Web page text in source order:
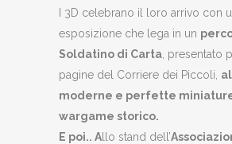
I 3D celebrano il loro arrivo con
esposizione che lega in un
Soldatino di Carta , presentato
pagine del Corriere dei Piccoli,
moderne e perfette
wargame storico.
E poi.. A llo stand dell’